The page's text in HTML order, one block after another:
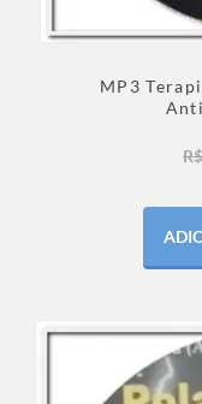
MP3
R$